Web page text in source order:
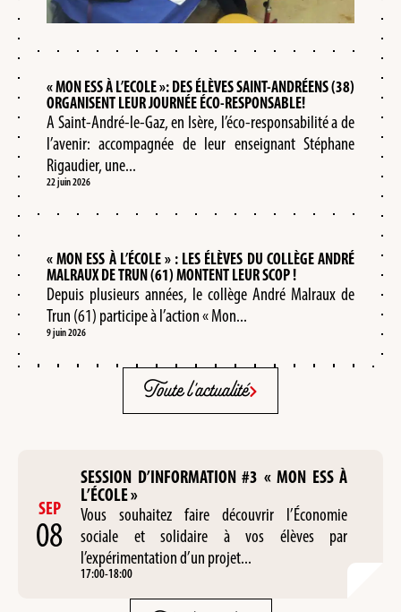
« MON ESS À L’ECOLE »: DES ÉLÈVES SAINT-ANDRÉENS (38)
ORGANISENT LEUR JOURNÉE ÉCO-RESPONSABLE!
A Saint-André-le-Gaz, en Isère, l’éco-responsabilité a de
l’avenir: accompagnée de leur enseignant Stéphane
Rigaudier, une...
22 juin 2026
« MON ESS À L’ÉCOLE » : LES ÉLÈVES DU COLLÈGE ANDRÉ
MALRAUX DE TRUN (61) MONTENT LEUR SCOP !
Depuis plusieurs années, le collège André Malraux de
Trun (61) participe à l’action « Mon...
9 juin 2026
Toute l'actualité
SEP
08
SESSION D’INFORMATION #3 « MON ESS À
L’ÉCOLE »
Vous souhaitez faire découvrir l’Économie
sociale et solidaire à vos élèves par
l’expérimentation d’un projet...
17:00-18:00